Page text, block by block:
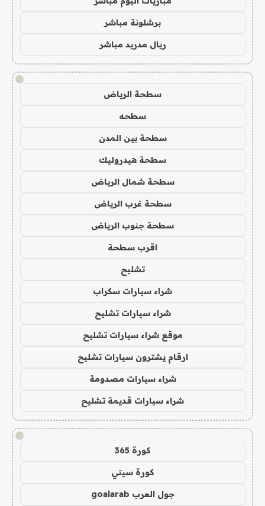
برشلونة مباشر
ريال مدريد مباشر
!
سطحة الرياض
سطحه
سطحة بين المدن
سطحة هيدروليك
سطحة شمال الرياض
سطحة غرب الرياض
سطحة جنوب الرياض
اقرب سطحة
تشليح
شراء سيارات سكراب
شراء سيارات تشليح
موقع شراء سيارات تشليح
ارقام يشترون سيارات تشليح
شراء سيارات مصدومة
شراء سيارات قديمة تشليح
!
كورة 365
كورة سيتي
جول العرب goalarab